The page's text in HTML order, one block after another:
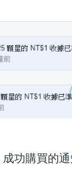
成功購買的通